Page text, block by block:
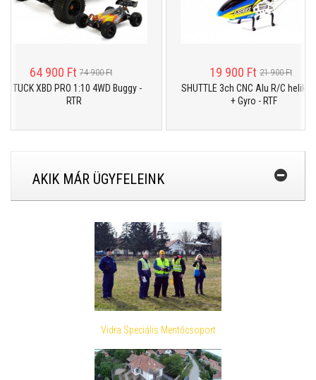
64 900 Ft 74 900 Ft
XBD PRO 1:10 4WD Buggy -
19 900 Ft 21 900 Ft
SHUTTLE 3ch CNC Alu R/C helikopter
+ Gyro - RTF
AKIK MÁR ÜGYFELEINK
Vidra Speciális Mentőcsoport